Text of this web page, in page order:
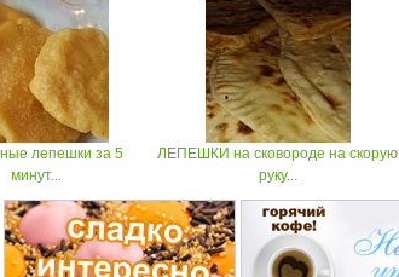
лепешки за 5
минут...
ЛЕПЕШКИ на сковороде на скорую
руку...